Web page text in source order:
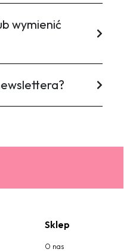
wymienić
Sklep
O nas